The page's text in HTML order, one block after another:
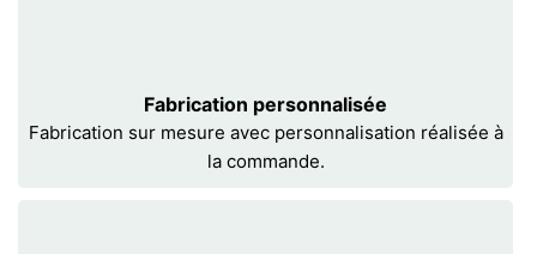
Fabrication personnalisée
Fabrication sur mesure avec personnalisation réalisée à
la commande.